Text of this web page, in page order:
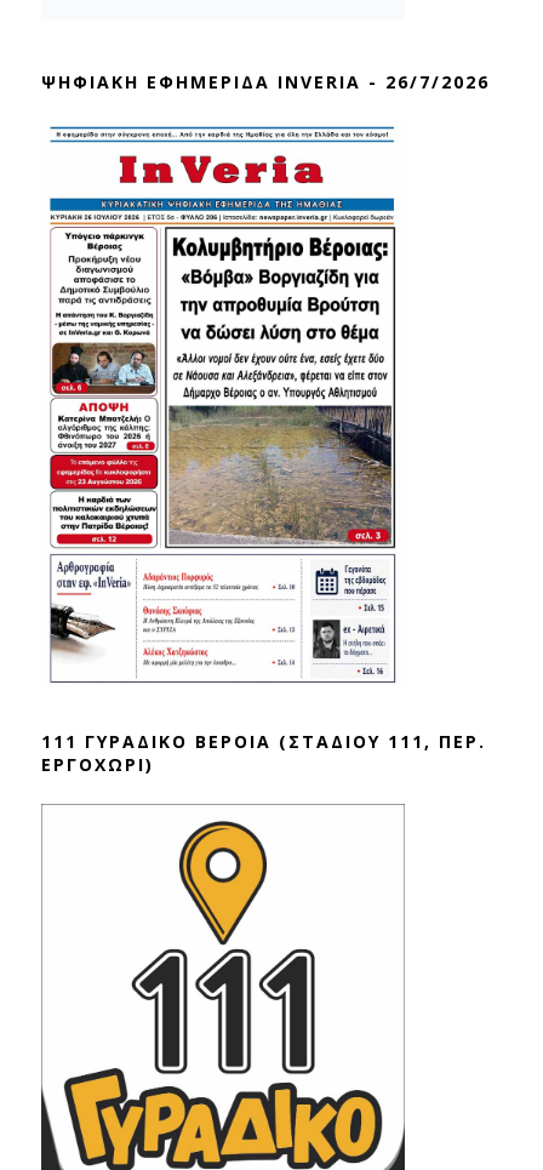
ΨΗΦΙΑΚΗ ΕΦΗΜΕΡΙΔΑ INVERIA - 26/7/2026
111 ΓΥΡΑΔΙΚΟ ΒΕΡΟΙΑ (ΣΤΑΔΙΟΥ 111, ΠΕΡ.
ΕΡΓΟΧΩΡΙ)